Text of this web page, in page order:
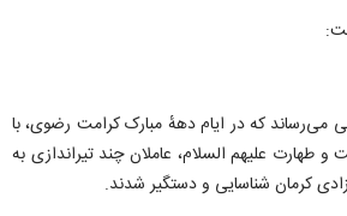
می‌رساند که در ایام دههٔ مبارک کرامت رضوی، با
طهارت علیهم السلام، عاملان چند تیراندازی به
کرمان شناسایی و دستگیر شدند.